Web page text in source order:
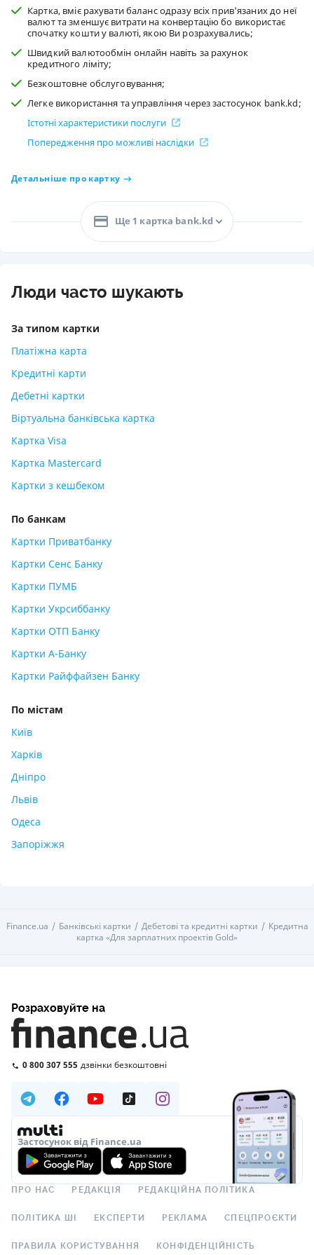
Картка, вміє рахувати баланс одразу всіх прив'язаних до неї
валют та зменшує витрати на конвертацію бо використає
спочатку кошти у валюті, якою Ви розрахувались;
Швидкий валютообмін онлайн навіть за рахунок
кредитного ліміту;
Безкоштовне обслуговування;
Легке використання та управління через застосунок bank.kd;
Істотні характеристики послуги
Попередження про можливі наслідки
Детальніше про картку
Ще 1 картка bank.kd
Люди часто шукають
За типом картки
Платіжна карта
Кредитні карти
Дебетні картки
Віртуальна банківська картка
Картка Visa
Картка Mastercard
Картки з кешбеком
По банкам
Картки Приватбанку
Картки Сенс Банку
Картки ПУМБ
Картки Укрсиббанку
Картки ОТП Банку
Картки А-Банку
Картки Райффайзен Банку
По містам
Київ
Харків
Дніпро
Львів
Одеса
Запоріжжя
Finance.ua Банківські картки Дебетові та кредитні картки
Кредитна
картка «Для зарплатних проектів Gold»
Розраховуйте на
0 800 307 555 дзвінки безкоштовні
Застосунок від Finance.ua
ПРО НАС РЕДАКЦІЯ РЕДАКЦІЙНА ПОЛІТИКА
ПОЛІТИКА ШІ ЕКСПЕРТИ РЕКЛАМА СПЕЦПРОЄКТИ
ПРАВИЛА КОРИСТУВАННЯ КОНФІДЕНЦІЙНІСТЬ